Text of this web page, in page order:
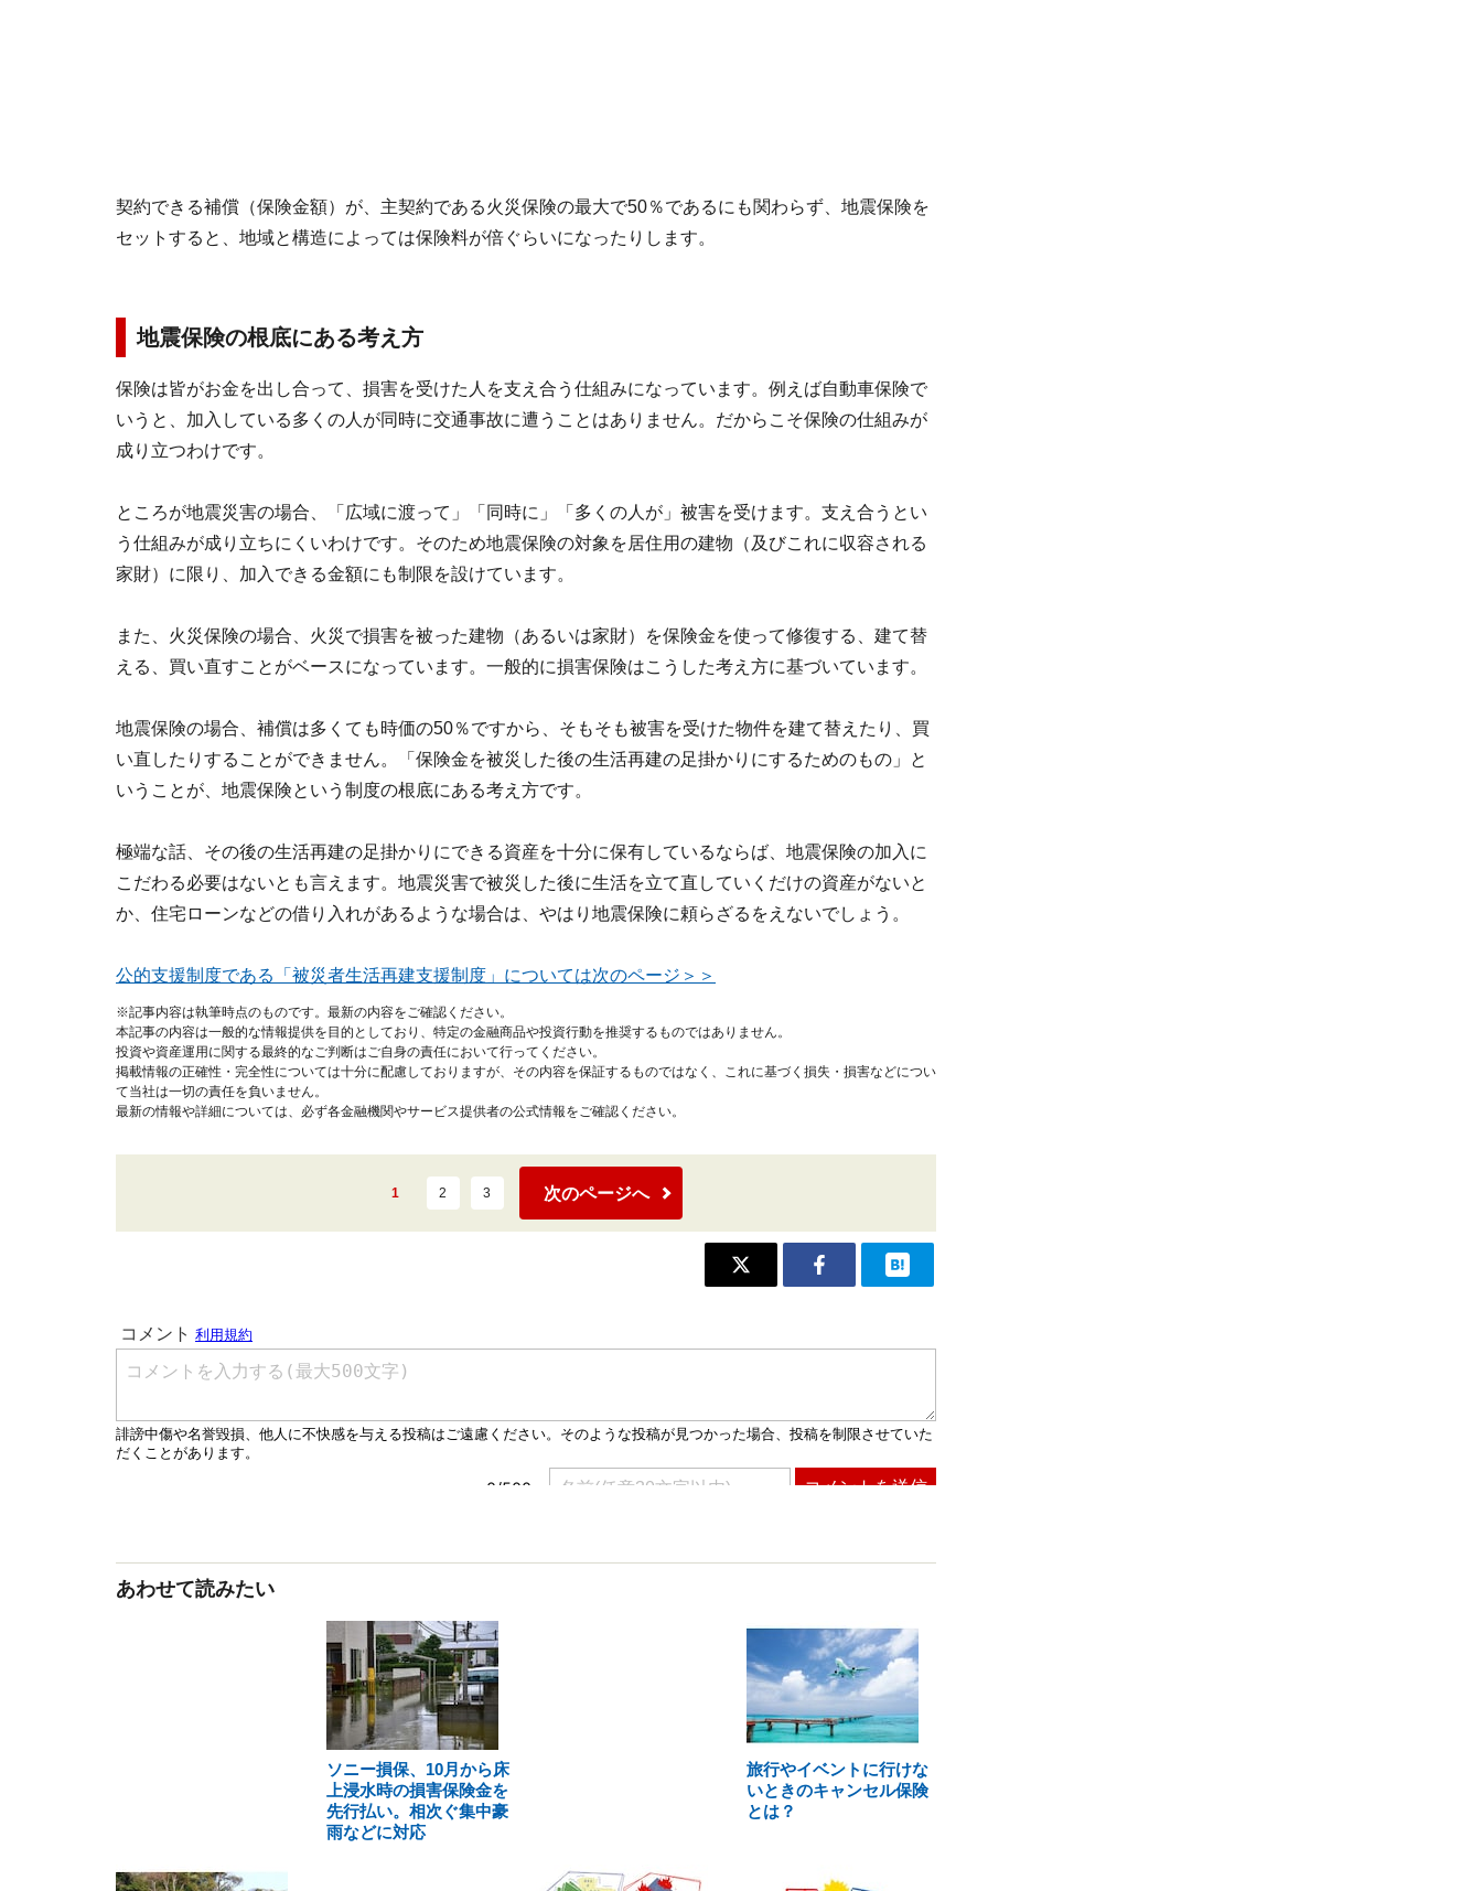
契約できる補償（保険金額）が、主契約である火災保険の最大で50％であるにも関わらず、地震保険を
セットすると、地域と構造によっては保険料が倍ぐらいになったりします。
地震保険の根底にある考え方
保険は皆がお金を出し合って、損害を受けた人を支え合う仕組みになっています。例えば自動車保険で
いうと、加入している多くの人が同時に交通事故に遭うことはありません。だからこそ保険の仕組みが
成り立つわけです。
ところが地震災害の場合、「広域に渡って」「同時に」「多くの人が」被害を受けます。支え合うとい
う仕組みが成り立ちにくいわけです。そのため地震保険の対象を居住用の建物（及びこれに収容される
家財）に限り、加入できる金額にも制限を設けています。
また、火災保険の場合、火災で損害を被った建物（あるいは家財）を保険金を使って修復する、建て替
える、買い直すことがベースになっています。一般的に損害保険はこうした考え方に基づいています。
地震保険の場合、補償は多くても時価の50％ですから、そもそも被害を受けた物件を建て替えたり、買
い直したりすることができません。「保険金を被災した後の生活再建の足掛かりにするためのもの」と
いうことが、地震保険という制度の根底にある考え方です。
極端な話、その後の生活再建の足掛かりにできる資産を十分に保有しているならば、地震保険の加入に
こだわる必要はないとも言えます。地震災害で被災した後に生活を立て直していくだけの資産がないと
か、住宅ローンなどの借り入れがあるような場合は、やはり地震保険に頼らざるをえないでしょう。
公的支援制度である「被災者生活再建支援制度」については次のページ＞＞
※記事内容は執筆時点のものです。最新の内容をご確認ください。
本記事の内容は一般的な情報提供を目的としており、特定の金融商品や投資行動を推奨するものではありません。
投資や資産運用に関する最終的なご判断はご自身の責任において行ってください。
掲載情報の正確性・完全性については十分に配慮しておりますが、その内容を保証するものではなく、これに基づく損失・損害などについ
て当社は一切の責任を負いません。
最新の情報や詳細については、必ず各金融機関やサービス提供者の公式情報をご確認ください。
1 2 3 次のページへ
あわせて読みたい
ソニー損保、10月から床
上浸水時の損害保険金を
先行払い。相次ぐ集中豪
雨などに対応
旅行やイベントに行けな
いときのキャンセル保険
とは？